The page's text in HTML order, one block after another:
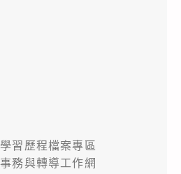
習歷程檔案專區
務與轉導工作網